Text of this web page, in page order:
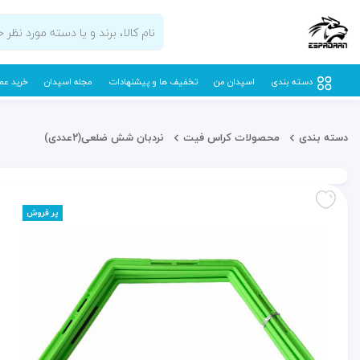
دسته بندی اسپدان من تخفیف ها و پیشنهادات مجله اسپدان خرید
دسته بندی محصولات کراس فیت نردبان شش ضلعی(۲عددی)
پر فروش